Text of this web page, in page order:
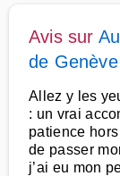
Avis sur
de Genève
Allez y les
: un vrai
patience
de passer
j’ai eu mon